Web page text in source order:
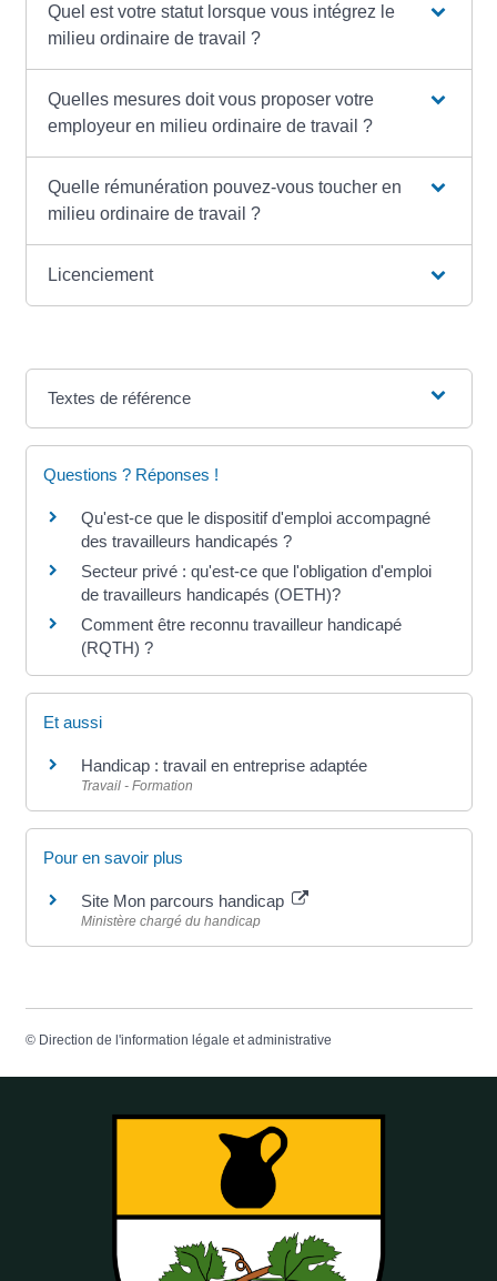
Quel est votre statut lorsque vous intégrez le
milieu ordinaire de travail ?
Quelles mesures doit vous proposer votre
employeur en milieu ordinaire de travail ?
Quelle rémunération pouvez-vous toucher en
milieu ordinaire de travail ?
Licenciement
Textes de référence
Questions ? Réponses !
Qu'est-ce que le dispositif d'emploi accompagné
des travailleurs handicapés ?
Secteur privé : qu'est-ce que l'obligation d'emploi
de travailleurs handicapés (OETH)?
Comment être reconnu travailleur handicapé
(RQTH) ?
Et aussi
Handicap : travail en entreprise adaptée
Travail - Formation
Pour en savoir plus
Site Mon parcours handicap
Ministère chargé du handicap
© Direction de l'information légale et administrative